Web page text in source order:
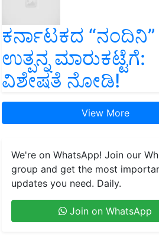
ಕರ್ನಾಟಕದ
ಉತ್ಪನ್ನ ಮಾರುಕಟ್ಟೆಗೆ:
ವಿಶೇಷತೆ ನೋಡಿ!
View More
We're on WhatsApp! Join our
group and get the most
updates you need. Daily.
Join on WhatsApp